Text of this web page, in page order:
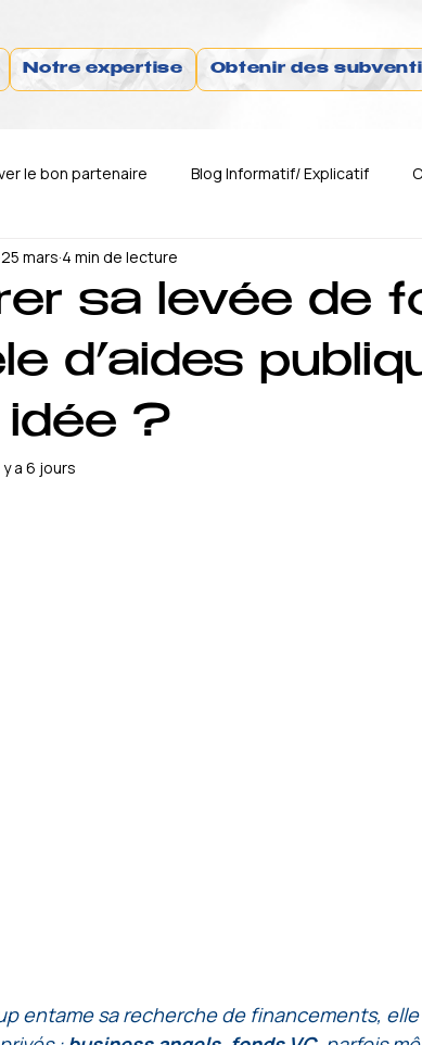
Notre expertise Obtenir des
le bon partenaire Blog Informatif/ Explicatif
Comment trouver le bon business
sa levée de
d’aides
idée ?
25 mars 4 min de lecture
y a 6 jours
entame sa recherche de financements,